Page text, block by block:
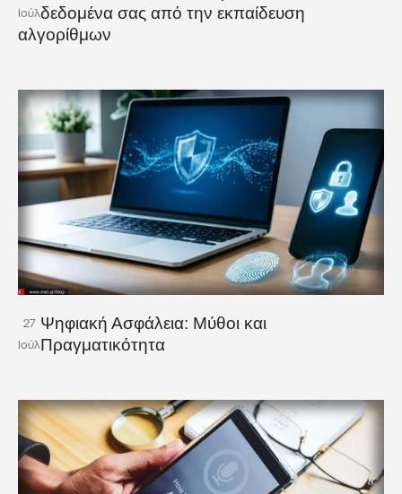
Ιούλδεδομένα σας από την εκπαίδευση
αλγορίθμων
27
Ιούλ
Ψηφιακή Ασφάλεια: Μύθοι και
Πραγματικότητα